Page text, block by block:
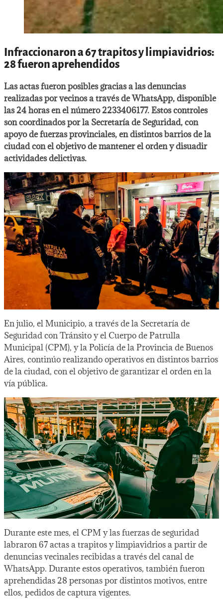
Infraccionaron a 67 trapitos y limpiavidrios:
28 fueron aprehendidos
Las actas fueron posibles gracias a las denuncias
realizadas por vecinos a través de WhatsApp, disponible
las 24 horas en el número 2233406177. Estos controles
son coordinados por la Secretaría de Seguridad, con
apoyo de fuerzas provinciales, en distintos barrios de la
ciudad con el objetivo de mantener el orden y disuadir
actividades delictivas.
En julio, el Municipio, a través de la Secretaría de
Seguridad con Tránsito y el Cuerpo de Patrulla
Municipal (CPM), y la Policía de la Provincia de Buenos
Aires, continúo realizando operativos en distintos barrios
de la ciudad, con el objetivo de garantizar el orden en la
vía pública.
Durante este mes, el CPM y las fuerzas de seguridad
labraron 67 actas a trapitos y limpiavidrios a partir de
denuncias vecinales recibidas a través del canal de
WhatsApp. Durante estos operativos, también fueron
aprehendidas 28 personas por distintos motivos, entre
ellos, pedidos de captura vigentes.